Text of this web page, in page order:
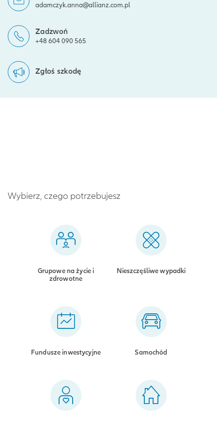
adamczyk.anna@allianz.com.pl
Zadzwoń
+48 604 090 565
Zgłoś szkodę
Wybierz, czego potrzebujesz
Grupowe na życie i
zdrowotne
Nieszczęśliwe wypadki
Fundusze inwestycyjne Samochód